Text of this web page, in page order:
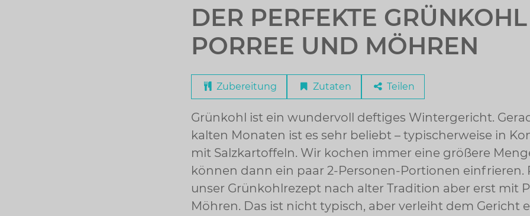
DER PERFEKTE
PORREE UND MÖHREN
Zubereitung Zutaten Teilen
Grünkohl ist ein wundervoll deftiges Wintergericht.
kalten Monaten ist es sehr beliebt – typischerweise in
mit Salzkartoffeln. Wir kochen immer eine größere
können dann ein paar 2-Personen-Portionen einfrieren.
unser Grünkohlrezept nach alter Tradition aber erst mit
Möhren. Das ist nicht typisch, aber verleiht dem Gericht